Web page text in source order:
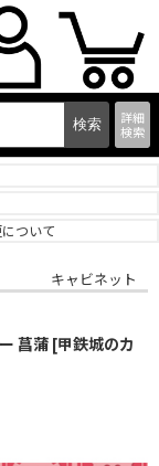
詳細
検索
ついて
キャビネット
菖蒲 [甲鉄城のカ